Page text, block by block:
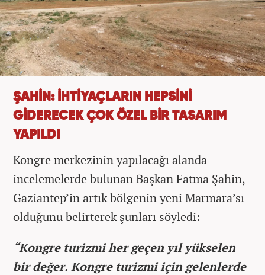
ŞAHİN: İHTİYAÇLARIN HEPSİNİ
GİDERECEK ÇOK ÖZEL BİR TASARIM
YAPILDI
Kongre merkezinin yapılacağı alanda
incelemelerde bulunan Başkan Fatma Şahin,
Gaziantep’in artık bölgenin yeni Marmara’sı
olduğunu belirterek şunları söyledi:
“Kongre turizmi her geçen yıl yükselen
bir değer. Kongre turizmi için gelenlerde